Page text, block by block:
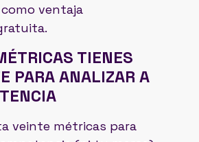
ventaja
TIENES
PARA ANALIZAR A
veinte métricas para